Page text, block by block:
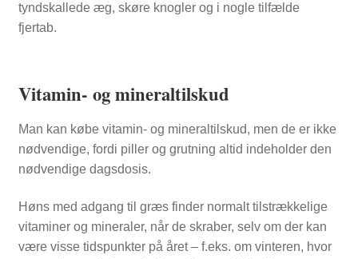
tyndskallede æg, skøre knogler og i nogle tilfælde
fjertab.
Vitamin- og mineraltilskud
Man kan købe vitamin- og mineraltilskud, men de er ikke
nødvendige, fordi piller og grutning altid indeholder den
nødvendige dagsdosis.
Høns med adgang til græs finder normalt tilstrækkelige
vitaminer og mineraler, når de skraber, selv om der kan
være visse tidspunkter på året – f.eks. om vinteren, hvor